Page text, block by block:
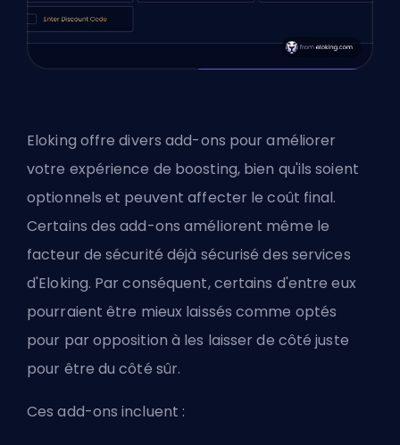
Eloking offre divers add-ons pour améliorer
votre expérience de boosting, bien qu'ils soient
optionnels et peuvent affecter le coût final.
Certains des add-ons améliorent même le
facteur de sécurité déjà sécurisé des services
d'Eloking. Par conséquent, certains d'entre eux
pourraient être mieux laissés comme optés
pour par opposition à les laisser de côté juste
pour être du côté sûr.
Ces add-ons incluent :